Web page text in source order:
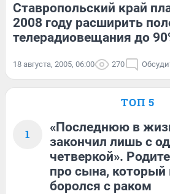
Ставропольский край
2008 году расширить
телерадиовещания до
18 августа, 2005, 06:00 270
ТОП 5
1
«Последнюю в
закончил лишь с
четверкой».
про сына,
боролся с раком